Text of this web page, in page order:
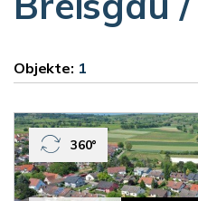
Objekte: 1
360°